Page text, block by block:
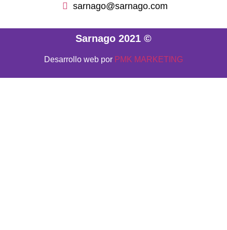
sarnago@sarnago.com
Sarnago 2021 ©
Desarrollo web por PMK MARKETING